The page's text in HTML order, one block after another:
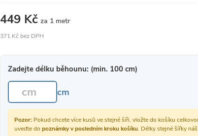
449 Kč za 1 metr
371 Kč bez DPH
Zadejte délku běhounu: (min. 100 cm)
cm
Pozor: Pokud chcete více kusů ve stejné šíři, vložte do košíku
uveďte do poznámky v posledním kroku košíku. Délky stejné šířky